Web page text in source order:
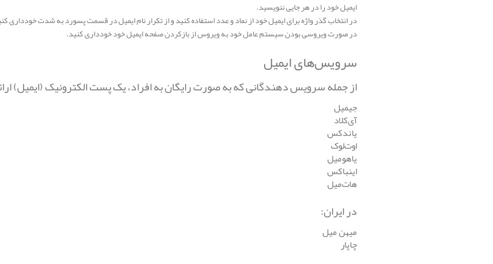
ایمیل خود را در هر جایی ننویسید.
در انتخاب گذر واژه برای ایمیل خود از نماد و عدد استفاده کنید و از تکرار نام ایمیل در قسمت پسورد به شدت خودداری
در صورت ویروسی بودن سیستم عامل خود به ویروس از بازکردن صفحه ایمیل خود خودداری کنید.
سرویس‌های ایمیل
از جمله سرویس دهندگانی که به صورت رایگان به افراد، یک پست الکترونیک (ایمیل)
جیمیل
آی‌کلاد
یاندکس
اوت‌لوک
یاهومیل
اینباکس
هات‌میل
در ایران:
میهن میل
چاپار